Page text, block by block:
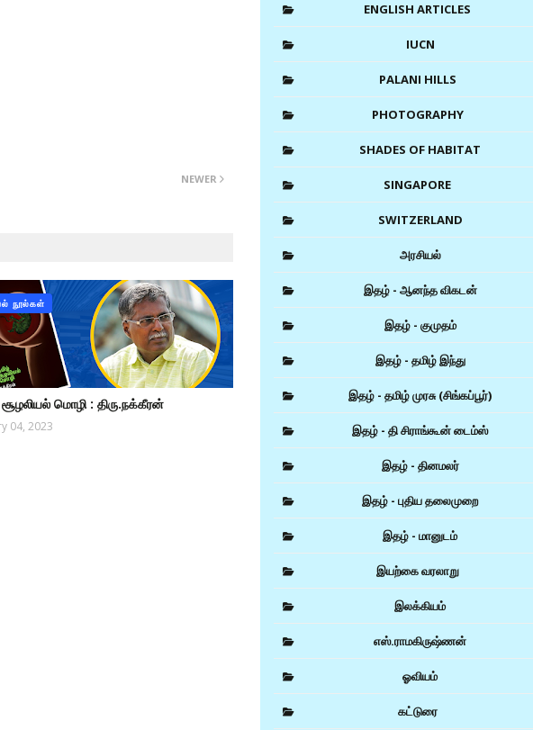
NEWER
நூல்கள்
சூழலியல் மொழி : திரு.நக்கீரன்
04, 2023
ENGLISH ARTICLES
IUCN
PALANI HILLS
PHOTOGRAPHY
SHADES OF HABITAT
SINGAPORE
SWITZERLAND
அரசியல்
இதழ் - ஆனந்த விகடன்
இதழ் - குமுதம்
இதழ் - தமிழ் இந்து
இதழ் - தமிழ் முரசு (சிங்கப்பூர்)
இதழ் - தி சிராங்கூன் டைம்ஸ்
இதழ் - தினமலர்
இதழ் - புதிய தலைமுறை
இதழ் - மானுடம்
இயற்கை வரலாறு
இலக்கியம்
எஸ்.ராமகிருஷ்ணன்
ஓவியம்
கட்டுரை